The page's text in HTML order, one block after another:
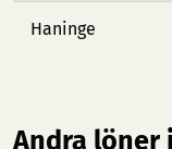
Haninge
Andra löner